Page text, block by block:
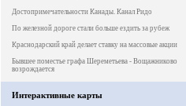
Достопримечательности Канады. Канал Ридо
По железной дороге стали больше ездить за рубеж
Краснодарский край делает ставку на массовые акции
Бывшее поместье графа Шереметьева - Вощажниково
возрождается
Интерактивные карты